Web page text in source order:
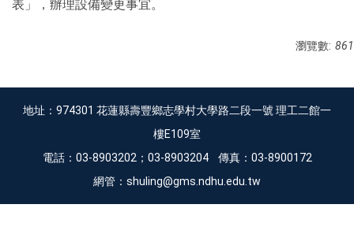
表」，辦理設備變更事宜。
瀏覽數: 861
地址：974301 花蓮縣壽豐鄉志學村大學路二段一號 理工二館一
樓E109室
電話：03-8903202；03-8903204 傳真：03-8900172
網管：shuling@gms.ndhu.edu.tw